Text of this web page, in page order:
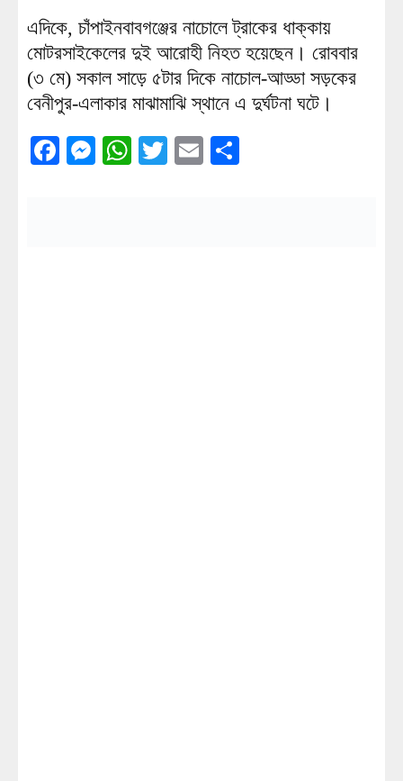
এদিকে, চাঁপাইনবাবগঞ্জের নাচোলে ট্রাকের ধাক্কায়
মোটরসাইকেলের দুই আরোহী নিহত হয়েছেন। রোববার
(৩ মে) সকাল সাড়ে ৫টার দিকে নাচোল-আড্ডা সড়কের
বেনীপুর-এলাকার মাঝামাঝি স্থানে এ দুর্ঘটনা ঘটে।
Facebook
Messenger
WhatsApp
TwitterEmail